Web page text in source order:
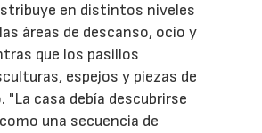
en distintos niveles
áreas de descanso, ocio y
que los pasillos
espejos y piezas de
casa debía descubrirse
una secuencia de